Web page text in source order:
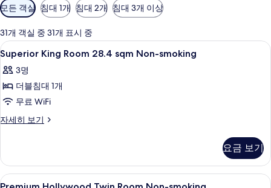
객
실
에
사
용
가
능
한
터
모든 객실 침대 1개 침대 2개 침대 3개 이상
31개 객실 중 31개 표시 중
Superior
King
Room
28.4
sqm
Non-
진
모
저자극성 침구, 오리/거위털 이불, 객실
1
Superior King Room 28.4 sqm Non-smoking
3명
더블침대 1개
무료 WiFi
자세히 보기
Superior
sqm
Non-
smoking
요금 보기
Premium
저자극성 침구, 오리/거위털 이불, 객실
1